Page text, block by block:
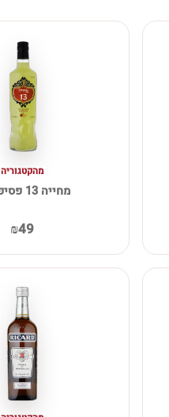
מהקטגוריה
מחייה 13 פסיפלורה
₪49